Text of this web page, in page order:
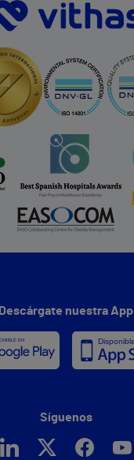
Descárgate nuestra App
Síguenos